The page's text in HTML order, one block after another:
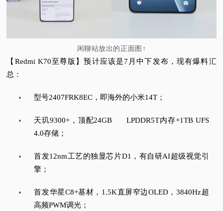
闲聊站放出的正面图↑
【Redmi K70至尊版】预计应该是7月中下发布，现有爆料汇
总：
型号2407FRK8EC，即海外的小米14T；
天玑9300+，顶配24GB LPDDR5T内存+1TB UFS
4.0存储；
首发12nm工艺的独显芯片D1，有自研AI超级视觉引
擎；
首发华星C8+基材，1.5K直屏窄边OLED，3840Hz超
高频PWM调光；